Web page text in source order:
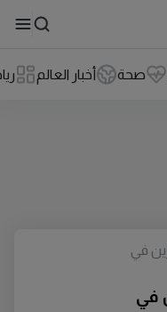
صحة أخبار العالم
4 فائزين في
تُكرم 4 فائزين في